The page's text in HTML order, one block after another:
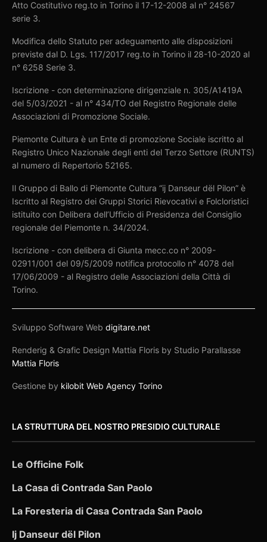
Atto Costitutivo reg.to in Torino il 17-12-2008 al n° 24567
serie 3.
Modifica dello Statuto per adeguamento alle disposizioni
previste dal D. Lgs. 117/2017 reg.to in Torino il 28-10-2020 al
n° 6258 Serie 3.
Iscrizione - con determinazione dirigenziale n. 305/A1419A
del 5/03/2021 - al n° 434/TO del Registro Regionale delle
Associazioni di Promozione Sociale.
Piemonte Cultura è un Ente di promozione Sociale iscritto al
Registro Unico Nazionale degli enti del Terzo Settore (RUNTS)
al numero di Repertorio 52165.
Il Gruppo di Ballo di Piemonte Cultura “ij Danseur dël Pilon” è
Iscritto al Registro dei Gruppi Storici Rievocativi e Folcloristici
istituito con Delibera dell’Ufficio di Presidenza del Consiglio
regionale del Piemonte n. 34/2024.
Iscrizione - con delibera di Giunta mecc.co n° 2009-
02911/001 del 09/5/2009 notifica protocollo n° 4078 del
17/06/2009 - al Registro delle Associazioni della Città di
Torino.
Sviluppo Software Webdigitare.net
Renderig & Grafic Design Mattia Floris by Studio Parallasse
Mattia Floris
Gestione by kilobit Web Agency Torino
LA STRUTTURA DEL NOSTRO PRESIDIO CULTURALE
Le Officine Folk
La Casa di Contrada San Paolo
La Foresteria di Casa Contrada San Paolo
Ij Danseur dël Pilon